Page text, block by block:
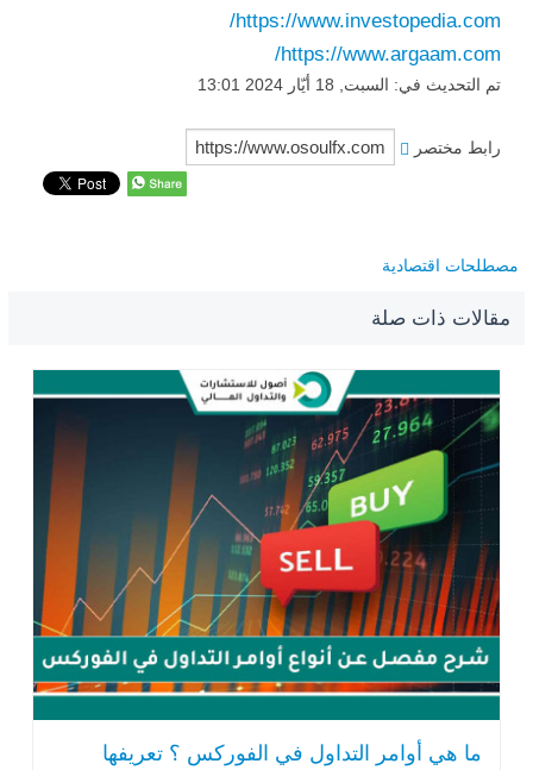
https://www.investopedia.com/
https://www.argaam.com/
تم التحديث في: السبت, 18 أيّار 2024 13:01
رابط مختصر
مصطلحات اقتصادية
مقالات ذات صلة
ما هي أوامر التداول في الفوركس ؟ تعريفها